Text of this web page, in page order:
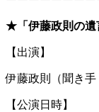
★「伊藤政則の遺
【出演】
伊藤政則（聞き手
【公演日時】